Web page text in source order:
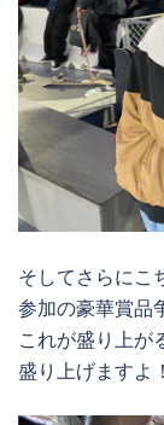
そしてさらにこ
参加の豪華賞品
これが盛り上が
盛り上げますよ！